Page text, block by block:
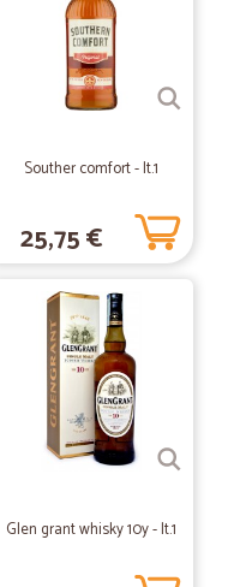
scortese.
23/02/2020
da…
Buono
la spedizione. Luisanna
Souther comfort - lt.1
25,75 €
Glen grant whisky 10y - lt.1